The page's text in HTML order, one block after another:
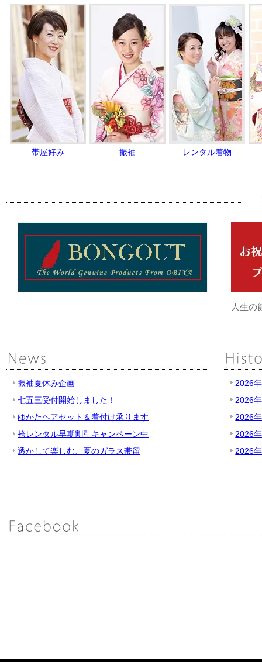
帯屋好み 振袖 レンタル着物
人生の
振袖夏休み企画
七五三受付開始しました！
ゆかたヘアセット＆着付け承ります
袴レンタル早期割引キャンペーン中
透かして楽しむ、夏のガラス帯留
2026
2026
2026
2026
2026